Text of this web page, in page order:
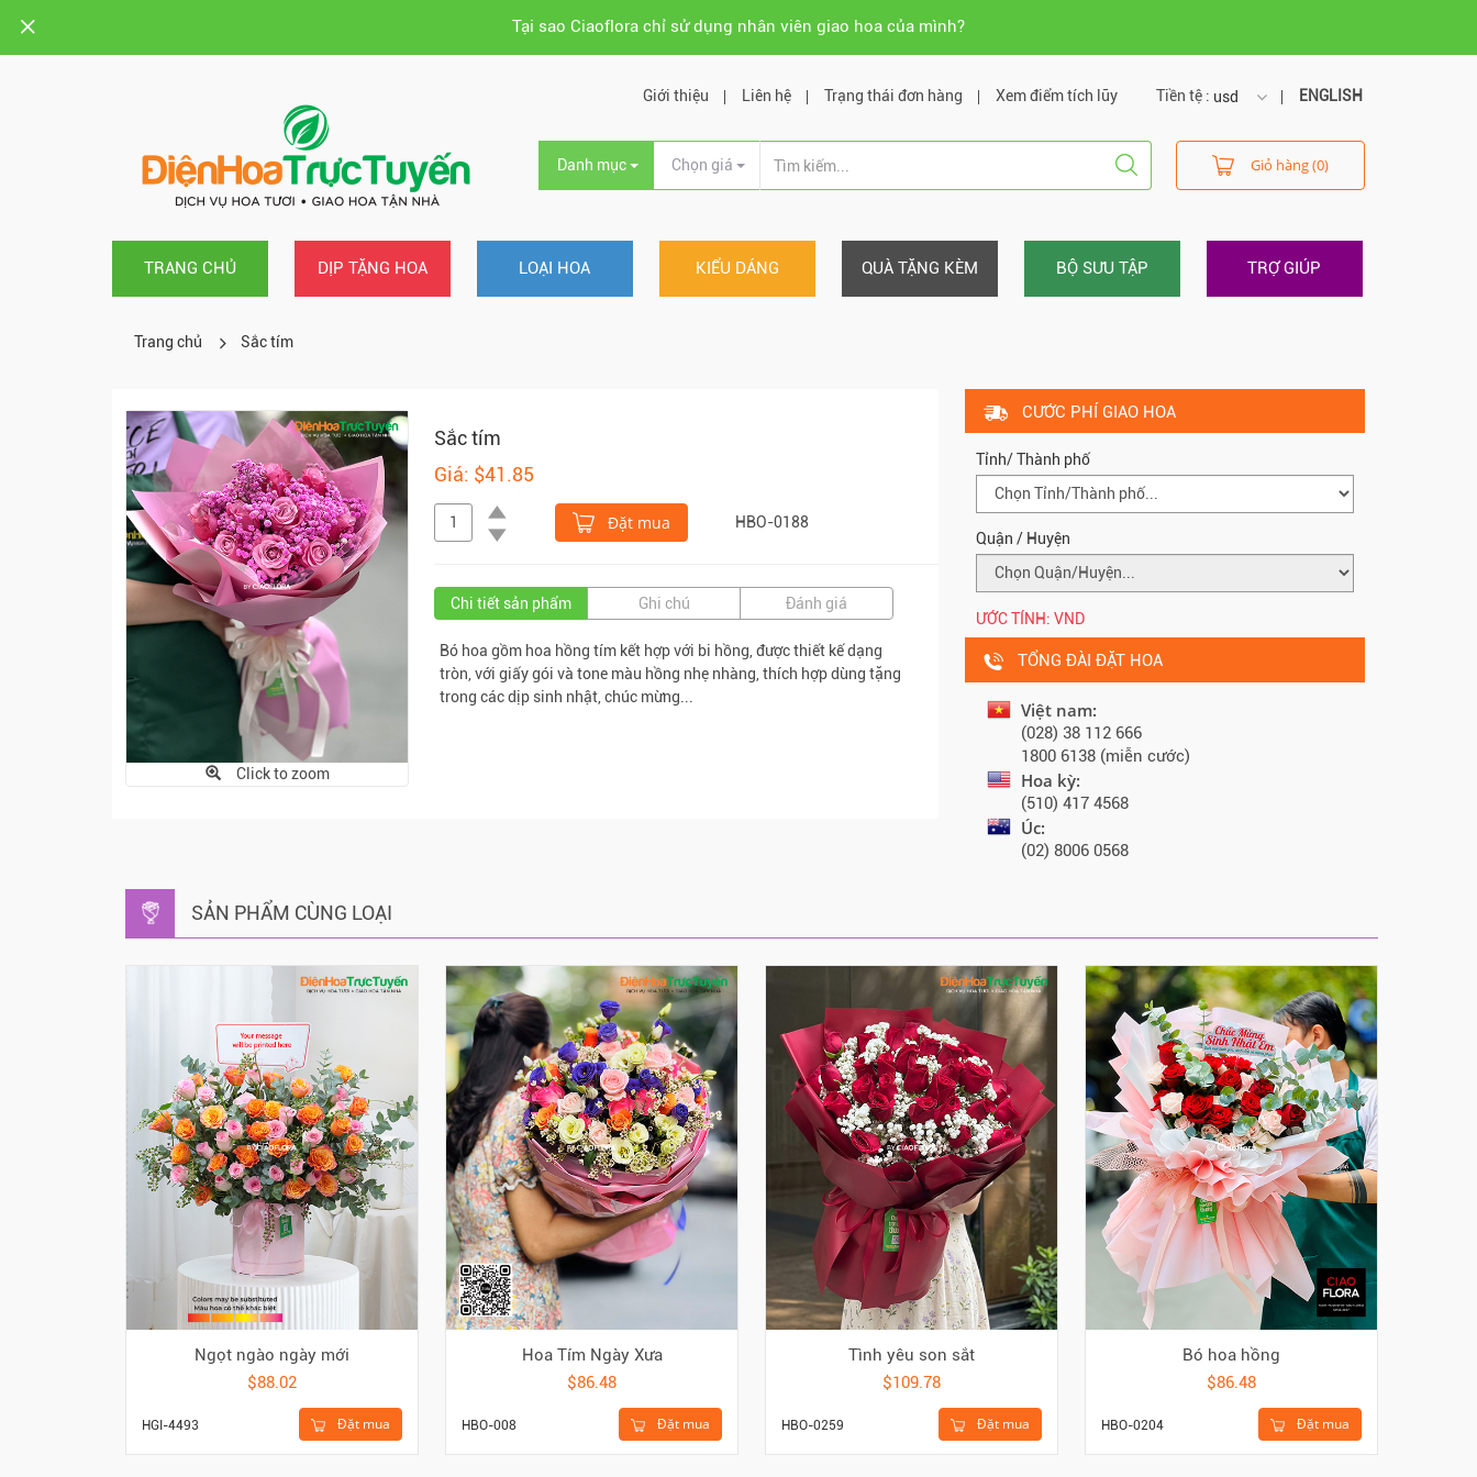
Tại sao Ciaoflora chỉ sử dụng nhân viên giao hoa của mình?
Tiền tệ : usd
usd
vnd
ENGLISH
Giới thiệu Liên hệ Trạng thái đơn hàng Xem điểm tích lũy
Danh mục Chọn giá Giỏ hàng (0)
TRANG CHỦ DỊP TẶNG HOA LOẠI HOA KIỂU DÁNG QUÀ TẶNG KÈM BỘ SƯU TẬP TRỢ GIÚP
Trang chủ Sắc tím
Click to zoom
Sắc tím
Giá: $41.85
Đặt mua HBO-0188
Chi tiết sản phẩm Ghi chú Đánh giá
Bó hoa gồm hoa hồng tím kết hợp với bi hồng, được thiết kế dạng
tròn, với giấy gói và tone màu hồng nhẹ nhàng, thích hợp dùng tặng
trong các dịp sinh nhật, chúc mừng...
CƯỚC PHÍ GIAO HOA
Tỉnh/ Thành phố
Quận / Huyện
ƯỚC TÍNH: VND
TỔNG ĐÀI ĐẶT HOA
Việt nam:
(028) 38 112 666
1800 6138 (miễn cước)
Hoa kỳ:
(510) 417 4568
Úc:
(02) 8006 0568
SẢN PHẨM CÙNG LOẠI
Ngọt ngào ngày mới
$88.02
Đặt mua
HGI-4493
Hoa Tím Ngày Xưa
$86.48
Đặt mua
HBO-008
Tình yêu son sắt
$109.78
Đặt mua
HBO-0259
Bó hoa hồng
$86.48
Đặt mua
HBO-0204